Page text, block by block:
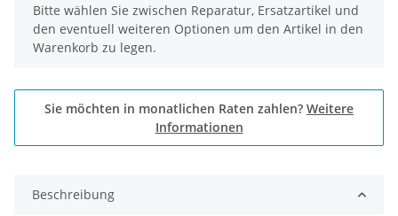
x
Bitte wählen Sie zwischen Reparatur, Ersatzartikel und
den eventuell weiteren Optionen um den Artikel in den
Warenkorb zu legen.
Sie möchten in monatlichen Raten zahlen? Weitere
Informationen
Beschreibung